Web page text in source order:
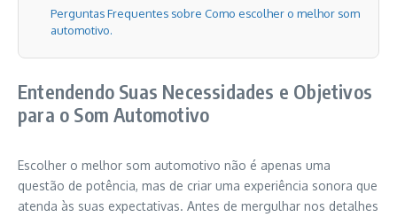
Perguntas Frequentes sobre Como escolher o melhor som
automotivo.
Entendendo Suas Necessidades e Objetivos
para o Som Automotivo
Escolher o melhor som automotivo não é apenas uma
questão de potência, mas de criar uma experiência sonora que
atenda às suas expectativas. Antes de mergulhar nos detalhes